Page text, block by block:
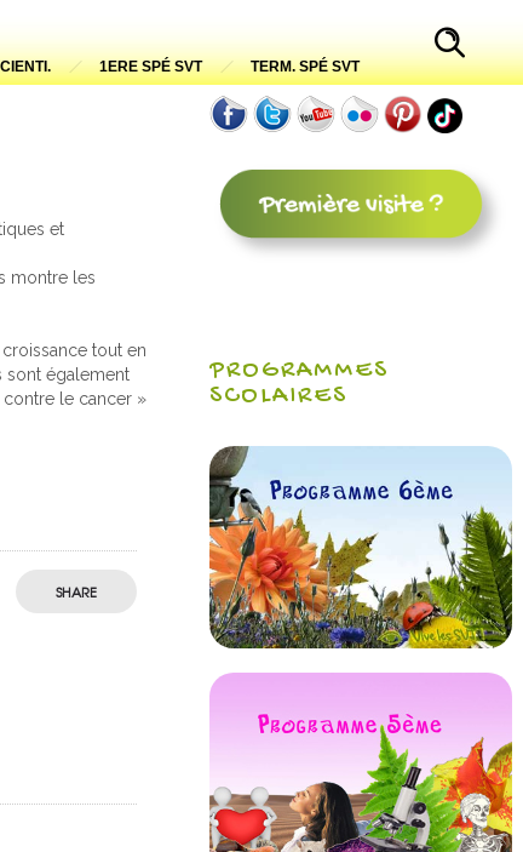
1ERE SPÉ SVT
TERM. SPÉ SVT
et
montre les
tout en
sont également
le cancer »
SHARE
PROGRAMMES
SCOLAIRES